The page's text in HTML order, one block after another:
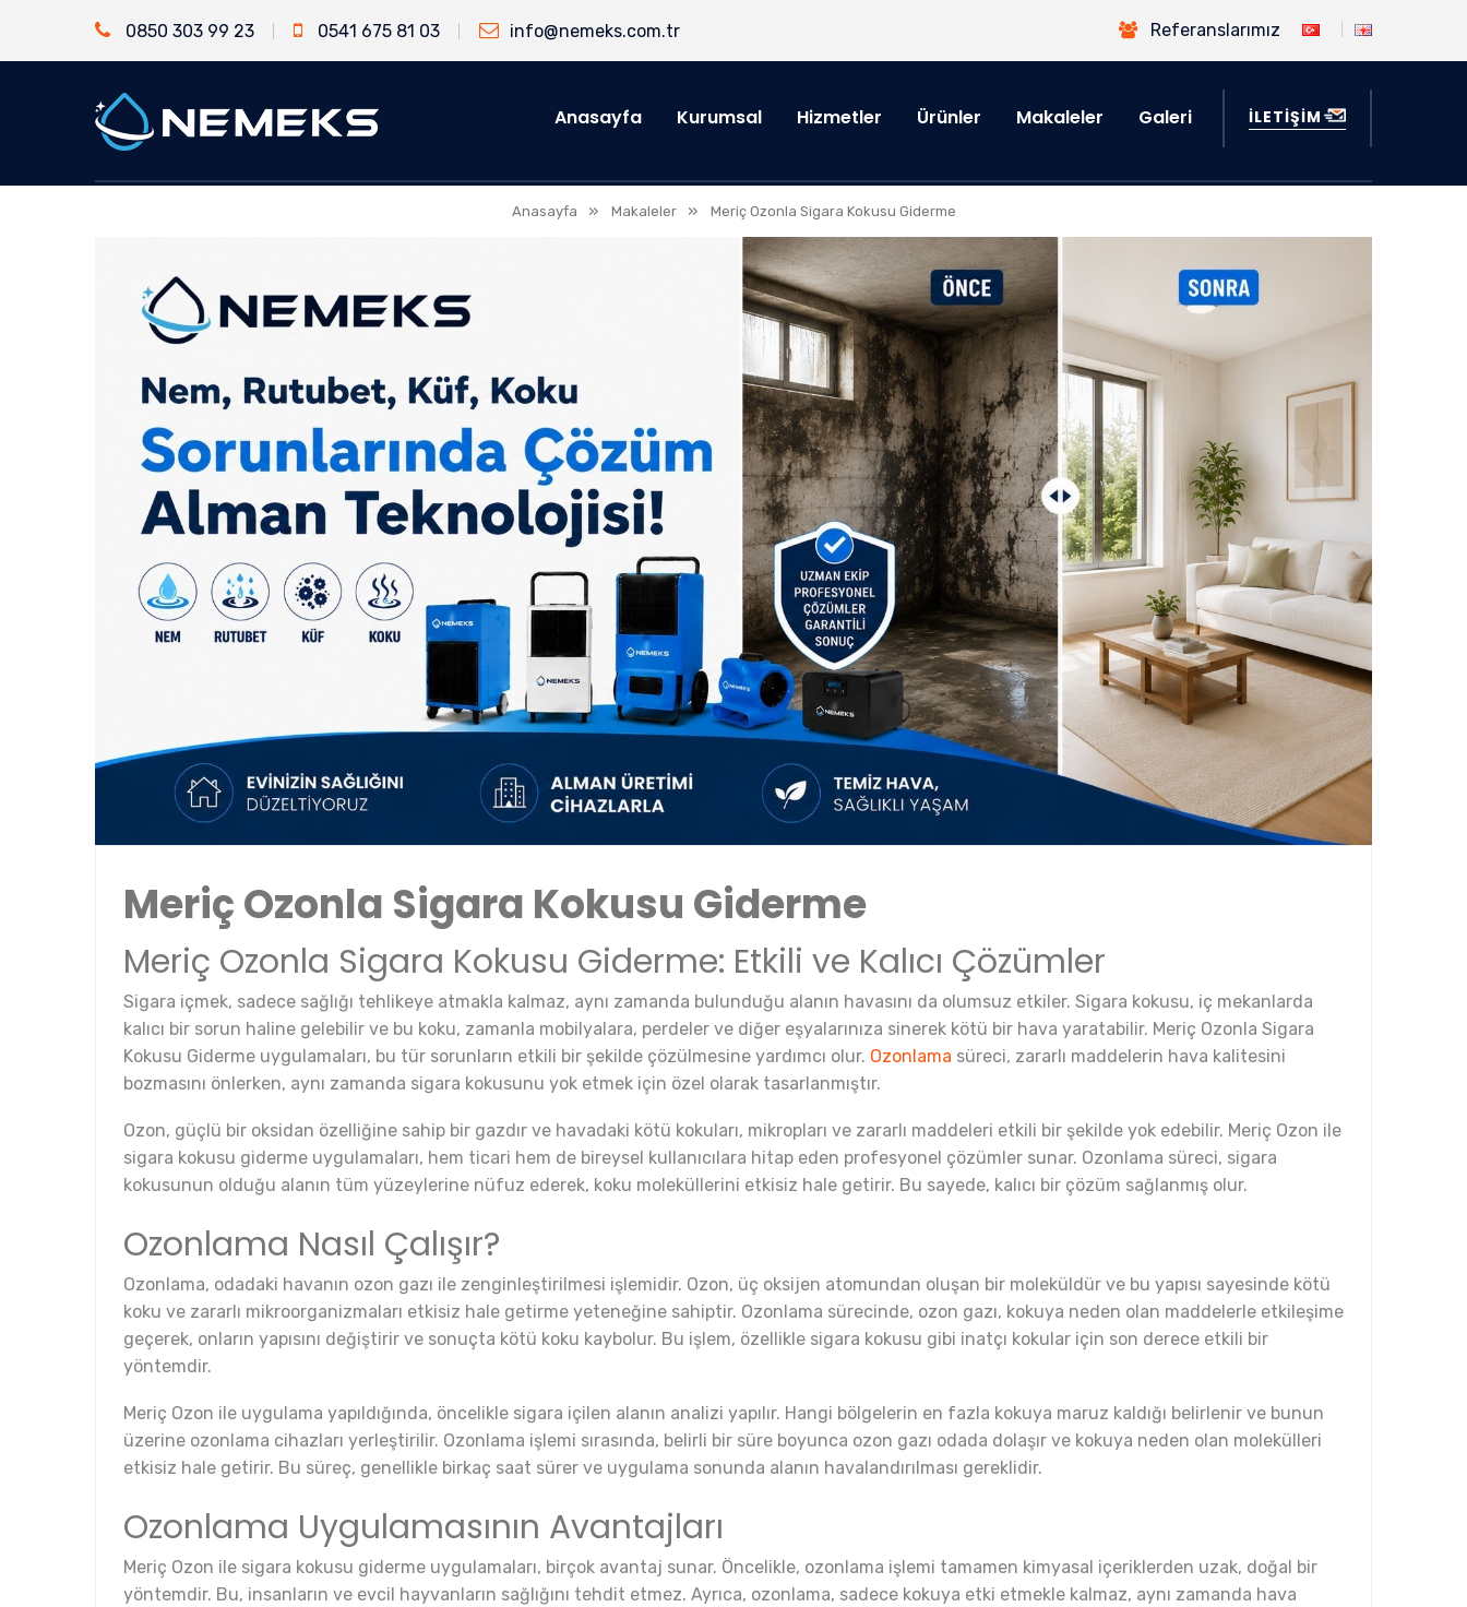
0850 303 99 23 0541 675 81 03 info@nemeks.com.tr Referanslarımız
Anasayfa Kurumsal Hizmetler Ürünler Makaleler Galeri İLETİŞİM
Anasayfa » Makaleler » Meriç Ozonla Sigara Kokusu Giderme
Meriç Ozonla Sigara Kokusu Giderme
Meriç Ozonla Sigara Kokusu Giderme: Etkili ve Kalıcı Çözümler
Sigara içmek, sadece sağlığı tehlikeye atmakla kalmaz, aynı zamanda bulunduğu alanın havasını da olumsuz etkiler. Sigara kokusu, iç mekanlarda
kalıcı bir sorun haline gelebilir ve bu koku, zamanla mobilyalara, perdeler ve diğer eşyalarınıza sinerek kötü bir hava yaratabilir. Meriç Ozonla Sigara
Kokusu Giderme uygulamaları, bu tür sorunların etkili bir şekilde çözülmesine yardımcı olur. Ozonlama süreci, zararlı maddelerin hava kalitesini
bozmasını önlerken, aynı zamanda sigara kokusunu yok etmek için özel olarak tasarlanmıştır.
Ozon, güçlü bir oksidan özelliğine sahip bir gazdır ve havadaki kötü kokuları, mikropları ve zararlı maddeleri etkili bir şekilde yok edebilir. Meriç Ozon ile
sigara kokusu giderme uygulamaları, hem ticari hem de bireysel kullanıcılara hitap eden profesyonel çözümler sunar. Ozonlama süreci, sigara
kokusunun olduğu alanın tüm yüzeylerine nüfuz ederek, koku moleküllerini etkisiz hale getirir. Bu sayede, kalıcı bir çözüm sağlanmış olur.
Ozonlama Nasıl Çalışır?
Ozonlama, odadaki havanın ozon gazı ile zenginleştirilmesi işlemidir. Ozon, üç oksijen atomundan oluşan bir moleküldür ve bu yapısı sayesinde kötü
koku ve zararlı mikroorganizmaları etkisiz hale getirme yeteneğine sahiptir. Ozonlama sürecinde, ozon gazı, kokuya neden olan maddelerle etkileşime
geçerek, onların yapısını değiştirir ve sonuçta kötü koku kaybolur. Bu işlem, özellikle sigara kokusu gibi inatçı kokular için son derece etkili bir
yöntemdir.
Meriç Ozon ile uygulama yapıldığında, öncelikle sigara içilen alanın analizi yapılır. Hangi bölgelerin en fazla kokuya maruz kaldığı belirlenir ve bunun
üzerine ozonlama cihazları yerleştirilir. Ozonlama işlemi sırasında, belirli bir süre boyunca ozon gazı odada dolaşır ve kokuya neden olan molekülleri
etkisiz hale getirir. Bu süreç, genellikle birkaç saat sürer ve uygulama sonunda alanın havalandırılması gereklidir.
Ozonlama Uygulamasının Avantajları
Meriç Ozon ile sigara kokusu giderme uygulamaları, birçok avantaj sunar. Öncelikle, ozonlama işlemi tamamen kimyasal içeriklerden uzak, doğal bir
yöntemdir. Bu, insanların ve evcil hayvanların sağlığını tehdit etmez. Ayrıca, ozonlama, sadece kokuya etki etmekle kalmaz, aynı zamanda hava